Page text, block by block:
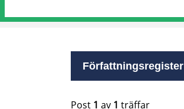
Författningsregister
Post 1 av 1 träffar